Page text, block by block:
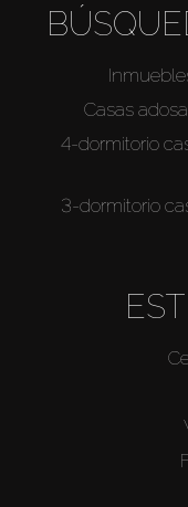
Casas
4-dormitorio
3-dormitorio